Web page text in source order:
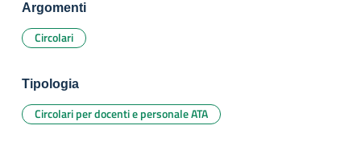
Argomenti
Circolari
Tipologia
Circolari per docenti e personale ATA